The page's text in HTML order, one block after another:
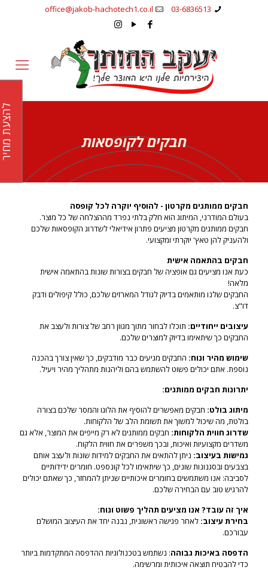
03-6836513
office@jakob-hachotech1.co.il
חבקים לקופסאות
חבקים ממותגים מקרטון - להוסיף יוקרה לכל קופסה
בעולם המודרני, המיתוג הוא חלק בלתי נפרד מההצלחה של כל מוצר.
חבקים ממותגים מקרטון מציעים פתרון אידיאלי לשדרוג הקופסאות שלכם
ולהעניק להן טאץ' יוקרתי ומקצועי.
חבקים בהתאמה אישית
כעת אנו מציעים גם אופציה של חבקים בצורות שונות בהתאמה אישית
מלאה!
החבקים שלנו מותאמים בדיוק לגודל המארזים שלכם, כולל קיפולים ודבק
דו"צ.
עיצובים ייחודיים: תוכלו לבחור מתוך מגוון רחב של צורות ולעצב את
החבקים כך שיתאימו בדיוק למוצרים שלכם.
שימוש מהיר ונוח: החבקים מגיעים כבר מודבקים, כך שאין צורך בהכנה
נוספת. אתם יכולים פשוט להשתמש בהם וליהנות מתהליך מהיר ויעיל.
יתרונות חבקים ממותגים:
מיתוג בולט: חבקים מאפשרים להוסיף את הלוגו והמסר שלכם בצורה
בולטת, מה שיכול למשוך את תשומת הלב של הלקוחות.
שדרוג חווית הלקוחות: חבקים ממותגים לא רק מייפים את המוצר, אלא גם
משדרים מקצועיות ואיכות, ובכך משפרים את חווית הלקוח.
גמישות בעיצוב: ניתן להתאים את החבקים למידות שונות ולעצב אותם
בצבעים ובסגנונות שונים, כך שיתאימו לכל קונספט. חומרים ידידותיים
לסביבה: אנו משתמשים בחומרים איכותיים שניתן להמחזר, כך שאתם יכולים
להרגיש טוב עם הבחירה שלכם.
איך זה עובד? אנו מציעים תהליך פשוט ונוח:
בחירת עיצוב: לאחר פגישה ראשונית, נבנה יחד את העיצוב המושלם
עבורכם.
הדפסה באיכות גבוהה: נשתמש בטכנולוגיות ההדפסה המתקדמות ביותר
כדי להבטיח תוצאה איכותית ומרשימה.